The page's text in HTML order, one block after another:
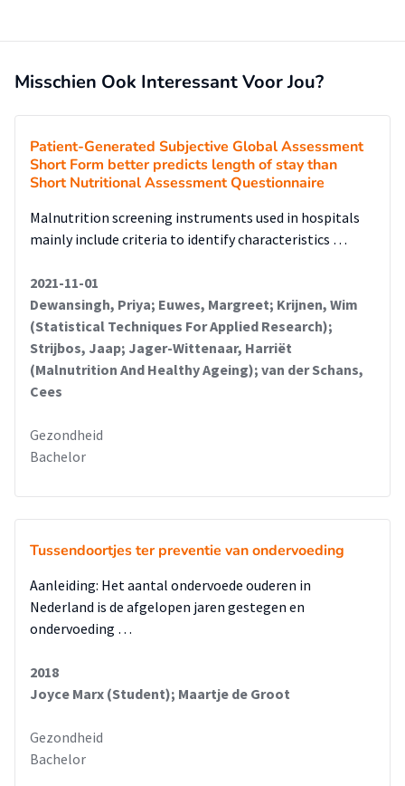
Misschien Ook Interessant Voor Jou?
Patient-Generated Subjective Global Assessment
Short Form better predicts length of stay than
Short Nutritional Assessment Questionnaire
Malnutrition screening instruments used in hospitals
mainly include criteria to identify characteristics …
2021-11-01
Dewansingh, Priya; Euwes, Margreet; Krijnen, Wim
(Statistical Techniques For Applied Research);
Strijbos, Jaap; Jager-Wittenaar, Harriët
(Malnutrition And Healthy Ageing); van der Schans,
Cees
Gezondheid
Bachelor
Tussendoortjes ter preventie van ondervoeding
Aanleiding: Het aantal ondervoede ouderen in
Nederland is de afgelopen jaren gestegen en
ondervoeding …
2018
Joyce Marx (Student); Maartje de Groot
Gezondheid
Bachelor